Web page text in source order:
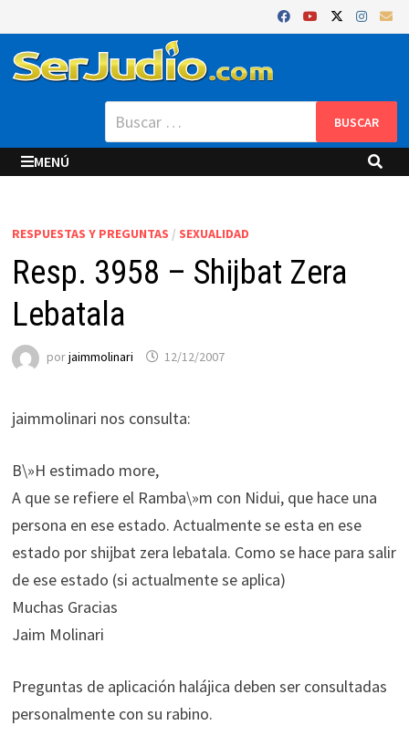
al
contenido
Buscar:
MENÚ
RESPUESTAS Y PREGUNTAS / SEXUALIDAD
Resp. 3958 – Shijbat Zera
Lebatala
porjaimmolinari 12/12/2007
jaimmolinari nos consulta:
B\»H estimado more,
A que se refiere el Ramba\»m con Nidui, que hace una
persona en ese estado. Actualmente se esta en ese
estado por shijbat zera lebatala. Como se hace para salir
de ese estado (si actualmente se aplica)
Muchas Gracias
Jaim Molinari
Preguntas de aplicación halájica deben ser consultadas
personalmente con su rabino.